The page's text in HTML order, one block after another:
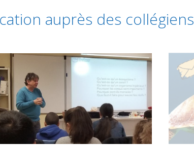
auprès des collégiens